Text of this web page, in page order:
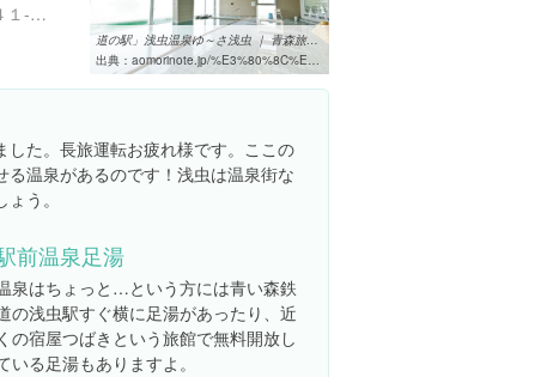
青森県青森市浅虫蛍谷３４１-１９
道の駅」浅虫温泉ゆ～さ浅虫 ｜ 青森旅ノート
出典： aomorinote.jp/%E3%80%8C%E9%81%93%E3%81%AE%E9%A7%85%E3%80%8D%E6%B5%85%E8%99%AB%E6%B8%A9%E6%B3%89%E3%82%86%E3%80%9C%E3%81%95%E6%B5%85%E8%99%AB
した。長旅運転お疲れ様です。ここの
る温泉があるのです！浅虫は温泉街な
う。
前温泉足湯
泉はちょっと…という方には青い森鉄
の浅虫駅すぐ横に足湯があったり、近
くの宿屋つばきという旅館で無料開放し
いる足湯もありますよ。